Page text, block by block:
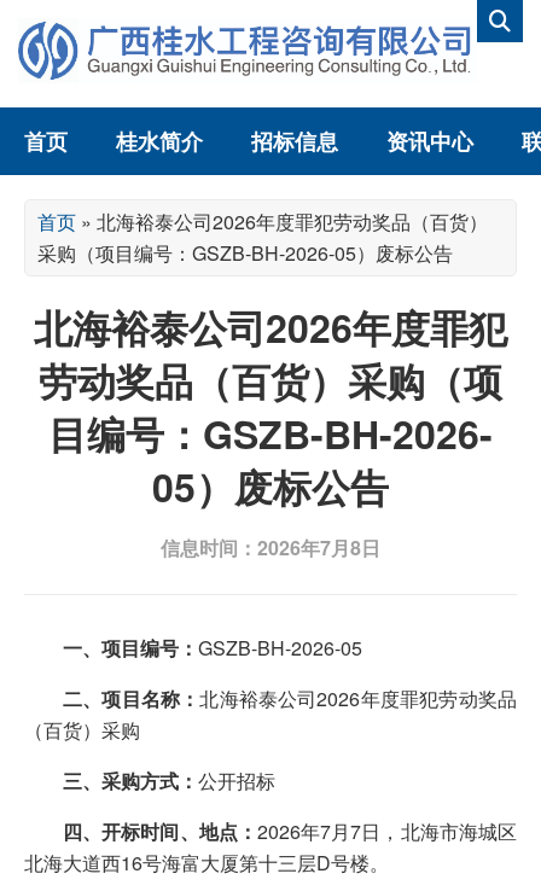
首页 桂水简介 招标信息 资讯中心
首页 » 北海裕泰公司2026年度罪犯劳动奖品（百货）
采购（项目编号：GSZB-BH-2026-05）废标公告
北海裕泰公司2026年度罪犯
劳动奖品（百货）采购（项
目编号：GSZB-BH-2026-
05）废标公告
信息时间：2026年7月8日
一、项目编号： GSZB-BH-2026-05
二、项目名称：北海裕泰公司2026年度罪犯劳动奖品
（百货）采购
三、采购方式： 公开招标
四、开标时间、地点： 2026年7月7日，北海市海城区
北海大道西16号海富大厦第十三层D号楼。